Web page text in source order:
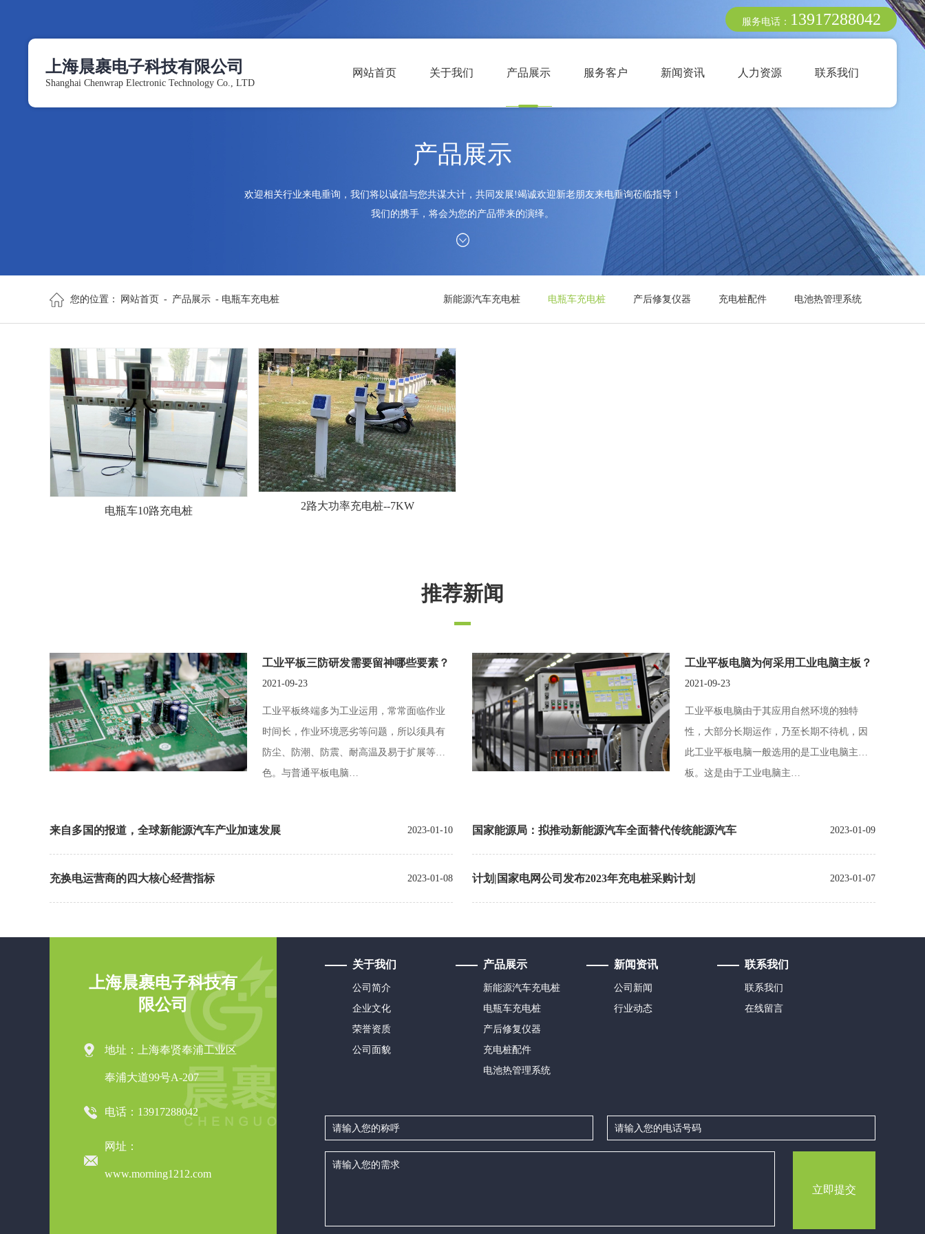
服务电话： 13917288042
上海晨裹电子科技有限公司
Shanghai Chenwrap Electronic Technology Co., LTD
网站首页 关于我们 产品展示 服务客户 新闻资讯 人力资源 联系我们
产品展示
欢迎相关行业来电垂询，我们将以诚信与您共谋大计，共同发展!竭诚欢迎新老朋友来电垂询莅临指导！
我们的携手，将会为您的产品带来的演绎。
您的位置： 网站首页 - 产品展示 - 电瓶车充电桩 新能源汽车充电桩 电瓶车充电桩 产后修复仪器 充电桩配件 电池热管理系统
电瓶车10路充电桩 2路大功率充电桩--7KW
推荐新闻
工业平板三防研发需要留神哪些要素？
2021-09-23
工业平板终端多为工业运用，常常面临作业
时间长，作业环境恶劣等问题，所以须具有
防尘、防潮、防震、耐高温及易于扩展等特
色。与普通平板电脑…
工业平板电脑为何采用工业电脑主板？
2021-09-23
工业平板电脑由于其应用自然环境的独特
性，大部分长期运作，乃至长期不待机，因
此工业平板电脑一般选用的是工业电脑主
板。这是由于工业电脑主…
来自多国的报道，全球新能源汽车产业加速发展 2023-01-10 国家能源局：拟推动新能源汽车全面替代传统能源汽车 2023-01-09
充换电运营商的四大核心经营指标 2023-01-08 计划|国家电网公司发布2023年充电桩采购计划 2023-01-07
上海晨裹电子科技有
限公司
地址：上海奉贤奉浦工业区
奉浦大道99号A-207
电话：13917288042
网址：
www.morning1212.com
关于我们
公司简介
企业文化
荣誉资质
公司面貌
产品展示
新能源汽车充电桩
电瓶车充电桩
产后修复仪器
充电桩配件
电池热管理系统
新闻资讯
公司新闻
行业动态
联系我们
联系我们
在线留言